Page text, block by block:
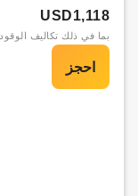
USD1,118
بما في ذلك تكاليف الوقود